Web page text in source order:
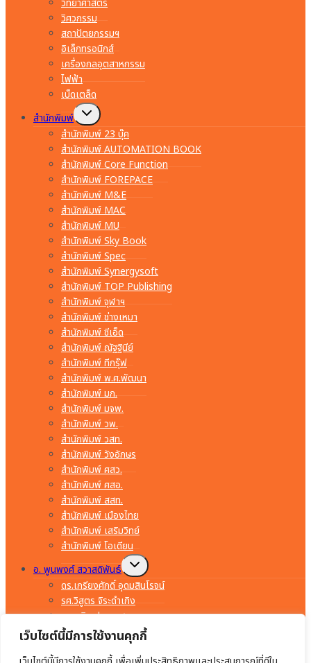
เว็บไซต์นี้มีการใช้งานคุกกี้
วิทยาศาสตร์
วิศวกรรม
สถาปัตยกรรมฯ
อิเล็กทรอนิกส์
เครื่องกลอุตสาหกรรม
ไฟฟ้า
เบ็ดเตล็ด
สำนักพิมพ์
Toggle
child
menu
สำนักพิมพ์ 23 บุ๊ค
สำนักพิมพ์ AUTOMATION BOOK
สำนักพิมพ์ Core Function
สำนักพิมพ์ FOREPACE
สำนักพิมพ์ M&E
สำนักพิมพ์ MAC
สำนักพิมพ์ MU
สำนักพิมพ์ Sky Book
สำนักพิมพ์ Spec
สำนักพิมพ์ Synergysoft
สำนักพิมพ์ TOP Publishing
สำนักพิมพ์ จุฬาฯ
สำนักพิมพ์ ช่างเหมา
สำนักพิมพ์ ซีเอ็ด
สำนักพิมพ์ ณัฐฐินีย์
สำนักพิมพ์ ทีกรุ๊ฟ
สำนักพิมพ์ พ.ศ.พัฒนา
สำนักพิมพ์ มก.
สำนักพิมพ์ มจพ.
สำนักพิมพ์ วพ.
สำนักพิมพ์ วสท.
สำนักพิมพ์ วังอักษร
สำนักพิมพ์ ศสว.
สำนักพิมพ์ ศสอ.
สำนักพิมพ์ สสท.
สำนักพิมพ์ เมืองไทย
สำนักพิมพ์ เสริมวิทย์
สำนักพิมพ์ โอเดียน
อ. พูนพงศ์ สวาสดิพันธ์
Toggle
child
menu
ดร.เกรียงศักดิ์ อุดมสินโรจน์
รศ.วิสูตร จิระดำเกิง
อ.พรจิต ประทุมสุวรรณ
อ.มงคล ทองสงคราม
อ.ยรรยง ทรัพย์สุขอำนวย